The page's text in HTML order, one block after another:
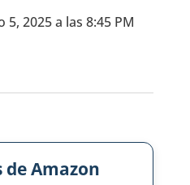
5, 2025 a las 8:45 PM
Amazon